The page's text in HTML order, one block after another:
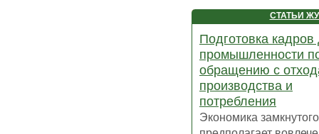
СТАТЬИ
Подготовка кадров
промышленности
обращению с
производства и
потребления
Экономика